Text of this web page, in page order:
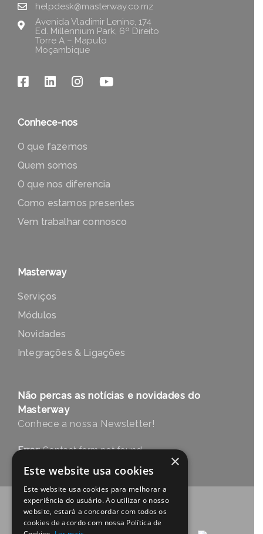
helpdesk@masterway.co.mz
Avenida Vladimir Lenine, 174
Ed. Millennium Park, 6º Direito
Torre A – Maputo
Moçambique
Conhece-nos
O que fazemos
Quem somos
O que nos diferencia
Como estamos presentes
Vem trabalhar connosco
Masterway
Serviços
Módulos
Novidades
Integrações & Ligações
Não percas as notícias e novidades do
Masterway
Conhece a nossa Newsletter!
Error:Contact form not found.
×
Este website usa cookies
Este website usa cookies para melhorar a
experiência do usuário. Ao utilizar o nosso
website, estará a concordar com todos os
cookies de acordo com nossa Política de